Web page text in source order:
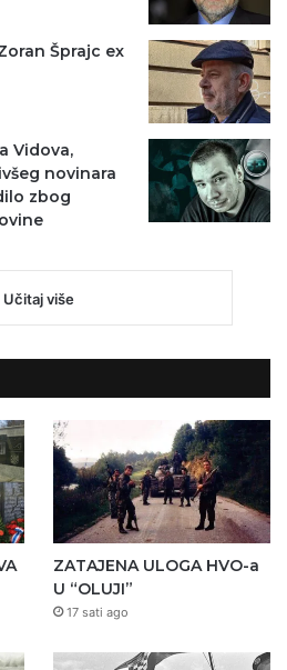
Šprajc ex
Vidova,
novinara
zbog
Učitaj više
ZATAJENA ULOGA HVO-a
U “OLUJI”
17 sati ago